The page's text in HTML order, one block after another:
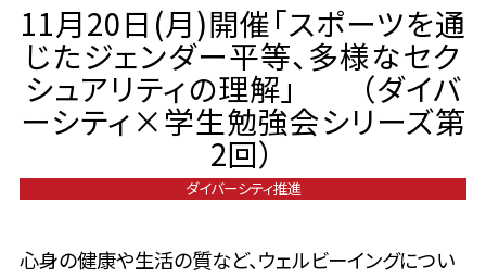
11月20日(月)開催「スポーツを通
じたジェンダー平等、多様なセク
シュアリティの理解」 （ダイバ
ーシティ×学生勉強会シリーズ第
2回）
ダイバーシティ推進
心身の健康や生活の質など、ウェルビーイングについ